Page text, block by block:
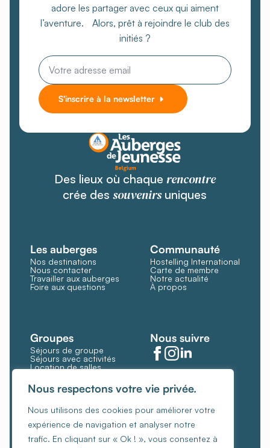
adore les partager avec ceux qui aiment
l’aventure. Alors, prêt à rejoindre le club des
initiés ?
Email
S'inscrire à la newsletter
Des lieux où chaque rencontre
crée dessouvenirsuniques
Les auberges
Nos destinations
Nous contacter
Travailler aux auberges
Foire aux questions
Communauté
Hostelling International
Carte de membre
Notre actualité
À propos
Groupes
Séjours de groupe
Séjours avec activités
Location de salles
Nous suivre
Gérer les cookies
Conditions générales
Politique de confidentialité
Charte de gestion éthique des revenus
Nous respectons votre vie privée.
Nous utilisons des cookies pour améliorer votre
expérience de navigation et analyser notre
trafic. En cliquant sur « Ok ! », vous consentez à